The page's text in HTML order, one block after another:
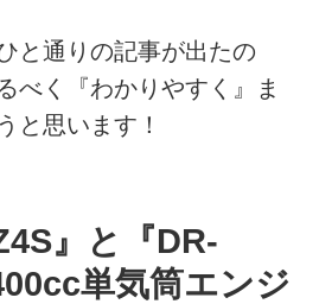
と通りの記事が出たの
べく『わかりやすく』ま
と思います！
』と『DR-
単気筒エンジ